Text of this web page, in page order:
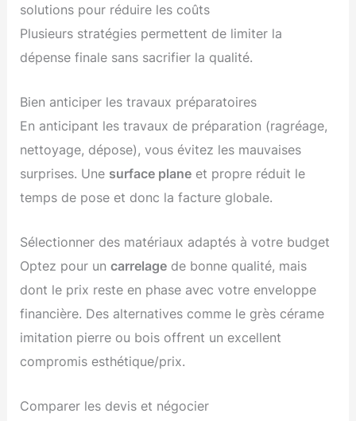
solutions pour réduire les coûts
Plusieurs stratégies permettent de limiter la
dépense finale sans sacrifier la qualité.
Bien anticiper les travaux préparatoires
En anticipant les travaux de préparation (ragréage,
nettoyage, dépose), vous évitez les mauvaises
surprises. Une surface plane et propre réduit le
temps de pose et donc la facture globale.
Sélectionner des matériaux adaptés à votre budget
Optez pour uncarrelage de bonne qualité, mais
dont le prix reste en phase avec votre enveloppe
financière. Des alternatives comme le grès cérame
imitation pierre ou bois offrent un excellent
compromis esthétique/prix.
Comparer les devis et négocier